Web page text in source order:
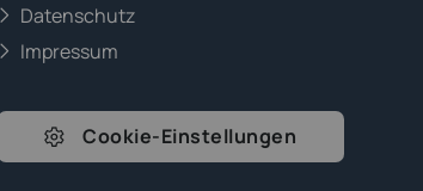
Datenschutz
Impressum
Cookie-Einstellungen